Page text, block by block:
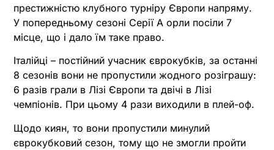
престижністю клубного турніру Європи напряму.
У попередньому сезоні Серії А орли посіли 7
місце, що і дало їм таке право.
Італійці – постійний учасник єврокубків, за останні
8 сезонів вони не пропустили жодного розіграшу:
6 разів грали в Лізі Європи та двічі в Лізі
чемпіонів. При цьому 4 рази виходили в плей-оф.
Щодо киян, то вони пропустили минулий
єврокубковий сезон, тому що не змогли пройти